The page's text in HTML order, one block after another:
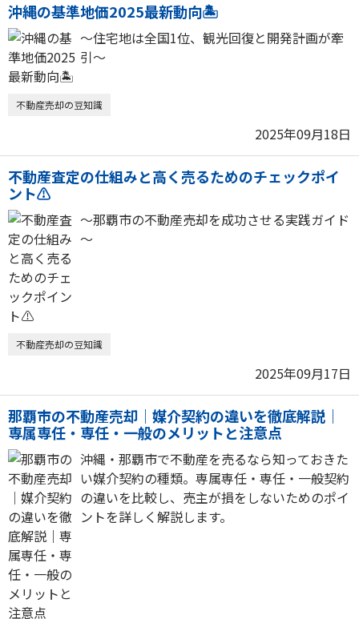
沖縄の基準地価2025最新動向🏝️
～住宅地は全国1位、観光回復と開発計画が牽
引～
不動産売却の豆知識
2025年09月18日
不動産査定の仕組みと高く売るためのチェックポイ
ント⚠️
～那覇市の不動産売却を成功させる実践ガイド
～
不動産売却の豆知識
2025年09月17日
那覇市の不動産売却｜媒介契約の違いを徹底解説｜
専属専任・専任・一般のメリットと注意点
沖縄・那覇市で不動産を売るなら知っておきた
い媒介契約の種類。専属専任・専任・一般契約
の違いを比較し、売主が損をしないためのポイ
ントを詳しく解説します。